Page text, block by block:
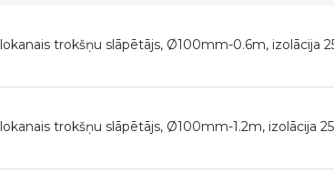
lokanais trokšņu slāpētājs, Ø100mm-0.6m, izolācija
lokanais trokšņu slāpētājs, Ø100mm-1.2m, izolācija